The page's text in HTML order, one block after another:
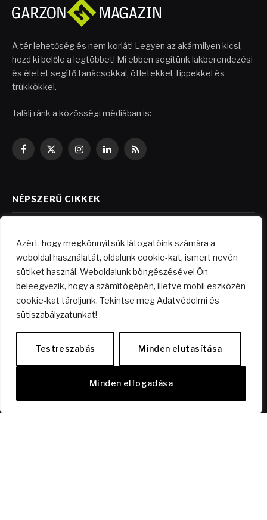
Azért, hogy megkönnyítsük látogatóink számára a
weboldal használatát, oldalunk cookie-kat, ismert nevén
sütiket használ. Weboldalunk böngészésével Ön
beleegyezik, hogy a számítógépén, illetve mobil eszközén
cookie-kat tároljunk. Tekintse meg Adatvédelmi és
sütiszabályzatunkat!
Testreszabás Minden elutasítása
Minden elfogadása
A tér lehetőség és nem korlát! Legyen az akármilyen kicsi,
hozd ki belőle a legtöbbet! Mi ebben segítünk lakberendezési
és életet segítő tanácsokkal, ötletekkel, tippekkel és
trükkökkel.
Találj ránk a közösségi médiában is:
Facebook
X
InstagramLinkedInRSS
NÉPSZERŰ CIKKEK
Költségkímélő felújítási ötletek
2026.04.29.
Nyitott terű lakás? Mire jó az?
2026.04.23.
ami kimozdít!
2026.03.01.